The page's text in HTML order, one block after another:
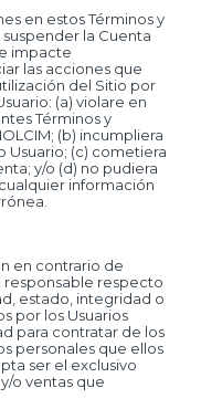
en estos Términos y
la Cuenta
impacte
las acciones que
del Sitio por
(a) violare en
Términos y
(b) incumpliera
Usuario; (c) cometiera
y/o (d) no pudiera
información
en contrario de
responsable respecto
estado, integridad o
por los Usuarios
para contratar de los
personales que ellos
ser el exclusivo
o ventas que